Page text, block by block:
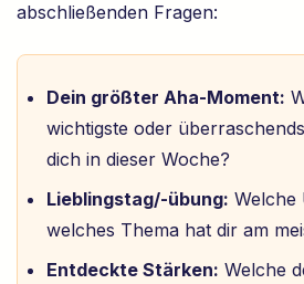
abschließenden Fragen:
Dein größter Aha-Moment:
wichtigste oder
dich in dieser Woche?
Lieblingstag/-übung: Welche
welches Thema hat dir am
Entdeckte Stärken: Welche